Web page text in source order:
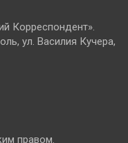
Корреспондент».
ул. Василия Кучера,
правом.